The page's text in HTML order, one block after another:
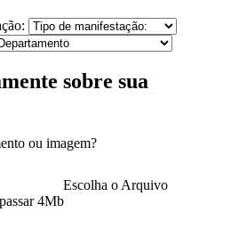
sobre sua
ou imagem?
Escolha o Arquivo
4Mb